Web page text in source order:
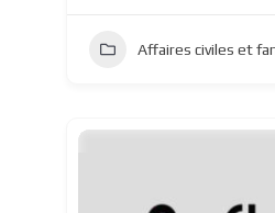
Affaires civiles et